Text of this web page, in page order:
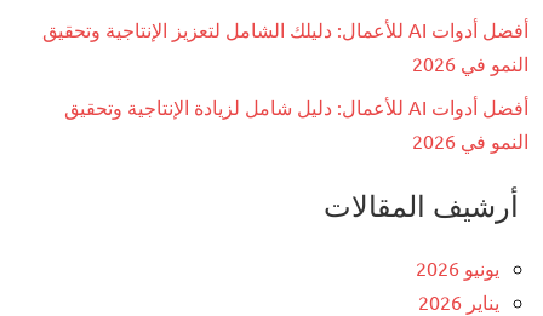
أفضل أدوات AI للأعمال: دليلك الشامل لتعزيز الإنتاجية وتحقيق
النمو في 2026
أفضل أدوات AI للأعمال: دليل شامل لزيادة الإنتاجية وتحقيق
النمو في 2026
أرشيف المقالات
يونيو 2026
يناير 2026